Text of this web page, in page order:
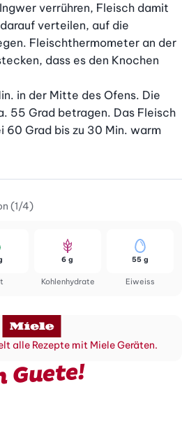
verrühren, Fleisch damit
verteilen, auf die
Fleischthermometer an der
dass es den Knochen
in der Mitte des Ofens. Die
55 Grad betragen. Das Fleisch
60 Grad bis zu 30 Min. warm
(1/4)
Kohlenhydrate
6 g
Eiweiss
55 g
alle Rezepte mit Miele Geräten.
Guete!